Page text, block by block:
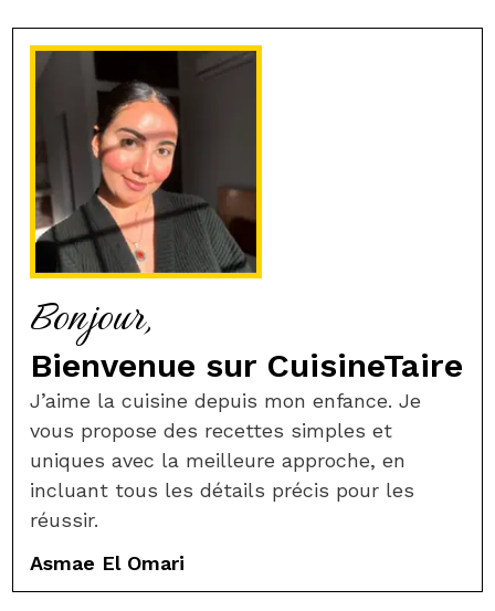
Bonjour,
Bienvenue sur CuisineTaire
J’aime la cuisine depuis mon enfance. Je
vous propose des recettes simples et
uniques avec la meilleure approche, en
incluant tous les détails précis pour les
réussir.
Asmae El Omari